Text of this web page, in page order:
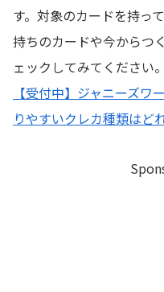
す。対象のカードを持っ
持ちのカードや今からつ
ェックしてみてください。
【受付中】ジャニーズ
りやすいクレカ種類はど